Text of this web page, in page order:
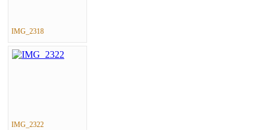
IMG_2318
IMG_2322